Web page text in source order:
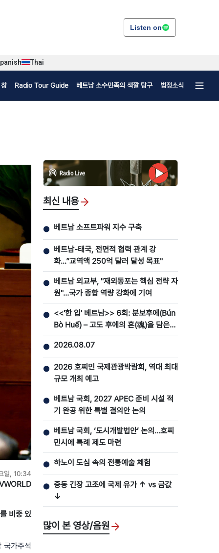
Listen on
Thai
Radio Tour Guide 베트남 소수민족의 색깔 탐구 법정소식
일, 10:34
비중 있
가주석
최신 내용
● 베트남 소프트파워 지수 구축
● 베트남-태국, 전면적 협력 관계 강
화...”교역액 250억 달러 달성 목표"
● 베트남 외교부, "재외동포는 핵심 전략 자
원"…국가 종합 역량 강화에 기여
● <<'한 입' 베트남>> 6회: 분보후에(Bún
Bò Huế) – 고도 후에의 혼(魂)을 담은
맛
● 2026.08.07
● 2026 호찌민 국제관광박람회, 역대 최대
규모 개최 예고
● 베트남 국회, 2027 APEC 준비 시설 적
기 완공 위한 특별 결의안 논의
● 베트남 국회, ‘도시개발법안’ 논의…호찌
민시에 특례 제도 마련
● 하노이 도심 속의 전통예술 체험
● 중동 긴장 고조에 국제 유가 ↑ vs 금값
↓
많이 본 영상/음원